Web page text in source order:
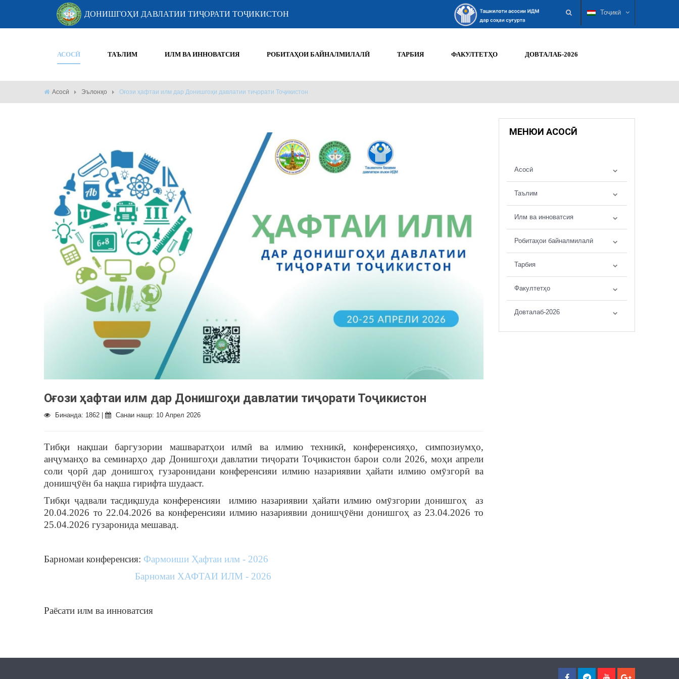
ДОНИШГОҲИ ДАВЛАТИИ ТИҶОРАТИ ТОҶИКИСТОН Тоҷикӣ
АСОСӢ ТАЪЛИМ ИЛМ ВА ИННОВАТСИЯ РОБИТАҲОИ БАЙНАЛМИЛАЛӢ ТАРБИЯ ФАКУЛТЕТҲО ДОВТАЛАБ-2026
Асосӣ Эълонҳо Оғози ҳафтаи илм дар Донишгоҳи давлатии тиҷорати Тоҷикистон
Оғози ҳафтаи илм дар Донишгоҳи давлатии тиҷорати Тоҷикистон
Бинанда: 1862 | Санаи нашр: 10 Апрел 2026
Тибқи нақшаи баргузории машваратҳои илмӣ ва илмию техникӣ, конференсияҳо, симпозиумҳо,
анҷуманҳо ва семинарҳо дар Донишгоҳи давлатии тиҷорати Тоҷикистон барои соли 2026, моҳи апрели
соли ҷорӣ дар донишгоҳ гузаронидани конференсияи илмию назариявии ҳайати илмию омӯзгорӣ ва
донишҷӯён ба нақша гирифта шудааст.
Тибқи ҷадвали тасдиқшуда конференсияи илмию назариявии ҳайати илмию омӯзгории донишгоҳ аз
20.04.2026 то 22.04.2026 ва конференсияи илмию назариявии донишҷӯёни донишгоҳ аз 23.04.2026 то
25.04.2026 гузаронида мешавад.
Барномаи конференсия: Фармоиши Ҳафтаи илм - 2026
Барномаи ХАФТАИ ИЛМ - 2026
Раёсати илм ва инноватсия
МЕНЮИ АСОСӢ
Асосӣ
Таълим
Илм ва инноватсия
Робитаҳои байналмилалӣ
Тарбия
Факултетҳо
Довталаб-2026